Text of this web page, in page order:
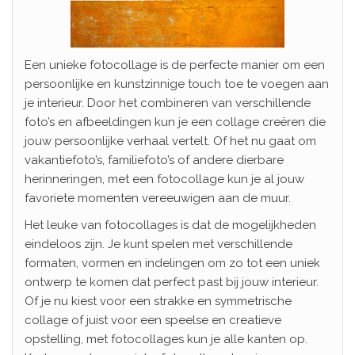
Een unieke fotocollage is de perfecte manier om een
persoonlijke en kunstzinnige touch toe te voegen aan
je interieur. Door het combineren van verschillende
foto’s en afbeeldingen kun je een collage creëren die
jouw persoonlijke verhaal vertelt. Of het nu gaat om
vakantiefoto’s, familiefoto’s of andere dierbare
herinneringen, met een fotocollage kun je al jouw
favoriete momenten vereeuwigen aan de muur.
Het leuke van fotocollages is dat de mogelijkheden
eindeloos zijn. Je kunt spelen met verschillende
formaten, vormen en indelingen om zo tot een uniek
ontwerp te komen dat perfect past bij jouw interieur.
Of je nu kiest voor een strakke en symmetrische
collage of juist voor een speelse en creatieve
opstelling, met fotocollages kun je alle kanten op.